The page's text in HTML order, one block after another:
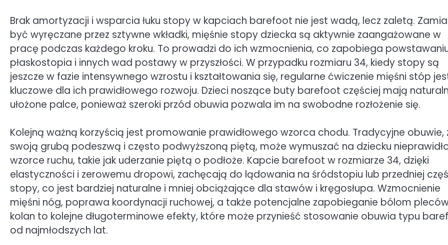
Brak amortyzacji i wsparcia łuku stopy w kapciach barefoot nie jest wadą, lecz zaletą.
być wyręczane przez sztywne wkładki, mięśnie stopy dziecka są aktywnie zaangażowane w
pracę podczas każdego kroku. To prowadzi do ich wzmocnienia, co zapobiega
płaskostopia i innych wad postawy w przyszłości. W przypadku rozmiaru 34, kiedy stopy są
jeszcze w fazie intensywnego wzrostu i kształtowania się, regularne ćwiczenie mięśni stóp
kluczowe dla ich prawidłowego rozwoju. Dzieci noszące buty barefoot częściej mają
ułożone palce, ponieważ szeroki przód obuwia pozwala im na swobodne rozłożenie się.
Kolejną ważną korzyścią jest promowanie prawidłowego wzorca chodu. Tradycyjne obuwie,
swoją grubą podeszwą i często podwyższoną piętą, może wymuszać na dziecku
wzorce ruchu, takie jak uderzanie piętą o podłoże. Kapcie barefoot w rozmiarze 34, dzięki
elastyczności i zerowemu dropowi, zachęcają do lądowania na śródstopiu lub przedniej
stopy, co jest bardziej naturalne i mniej obciążające dla stawów i kręgosłupa. Wzmocnienie
mięśni nóg, poprawa koordynacji ruchowej, a także potencjalne zapobieganie bólom
kolan to kolejne długoterminowe efekty, które może przynieść stosowanie obuwia typu
od najmłodszych lat.